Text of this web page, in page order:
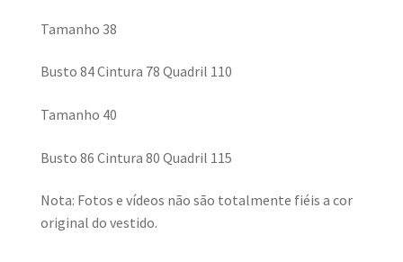
Tamanho 38
Busto 84 Cintura 78 Quadril 110
Tamanho 40
Busto 86 Cintura 80 Quadril 115
Nota: Fotos e vídeos não são totalmente fiéis a cor
original do vestido.